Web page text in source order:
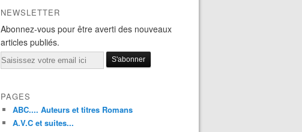
NEWSLETTER
Abonnez-vous pour être averti des nouveaux
articles publiés.
Email
PAGES
ABC.... Auteurs et titres Romans
A.V.C et suites...